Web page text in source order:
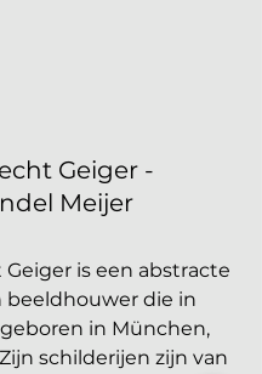
Geiger -
Meijer
is een abstracte
beeldhouwer die in
in München,
schilderijen zijn van